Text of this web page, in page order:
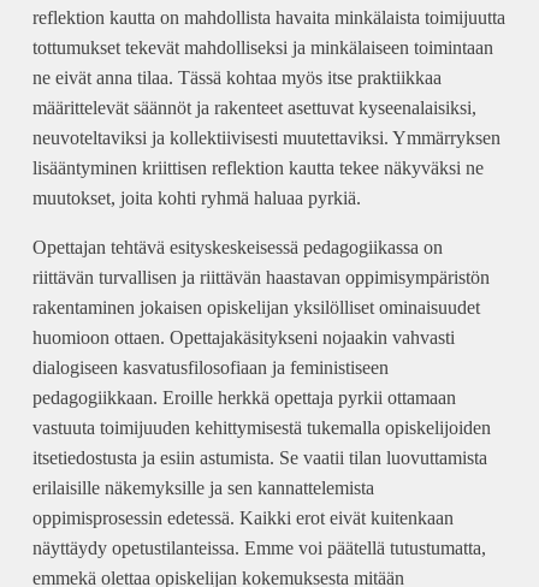
reflektion kautta on mahdollista havaita minkälaista toimijuutta
tottumukset tekevät mahdolliseksi ja minkälaiseen toimintaan
ne eivät anna tilaa. Tässä kohtaa myös itse praktiikkaa
määrittelevät säännöt ja rakenteet asettuvat kyseenalaisiksi,
neuvoteltaviksi ja kollektiivisesti muutettaviksi. Ymmärryksen
lisääntyminen kriittisen reflektion kautta tekee näkyväksi ne
muutokset, joita kohti ryhmä haluaa pyrkiä.
Opettajan tehtävä esityskeskeisessä pedagogiikassa on
riittävän turvallisen ja riittävän haastavan oppimisympäristön
rakentaminen jokaisen opiskelijan yksilölliset ominaisuudet
huomioon ottaen. Opettajakäsitykseni nojaakin vahvasti
dialogiseen kasvatusfilosofiaan ja feministiseen
pedagogiikkaan. Eroille herkkä opettaja pyrkii ottamaan
vastuuta toimijuuden kehittymisestä tukemalla opiskelijoiden
itsetiedostusta ja esiin astumista. Se vaatii tilan luovuttamista
erilaisille näkemyksille ja sen kannattelemista
oppimisprosessin edetessä. Kaikki erot eivät kuitenkaan
näyttäydy opetustilanteissa. Emme voi päätellä tutustumatta,
emmekä olettaa opiskelijan kokemuksesta mitään